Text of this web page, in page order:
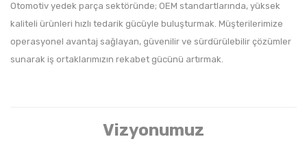
Otomotiv yedek parça sektöründe; OEM standartlarında, yüksek
kaliteli ürünleri hızlı tedarik gücüyle buluşturmak. Müşterilerimize
operasyonel avantaj sağlayan, güvenilir ve sürdürülebilir çözümler
sunarak iş ortaklarımızın rekabet gücünü artırmak.
Vizyonumuz